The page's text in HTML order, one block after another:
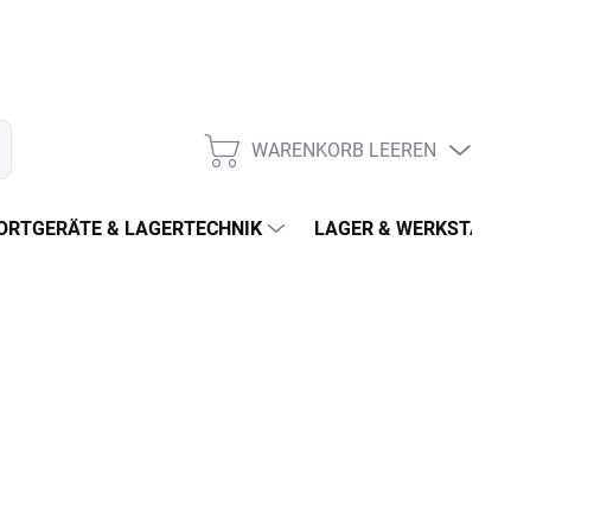
WARENKORB
WARENKORB LEEREN
& LAGERTECHNIK LAGER & WERKSTATT